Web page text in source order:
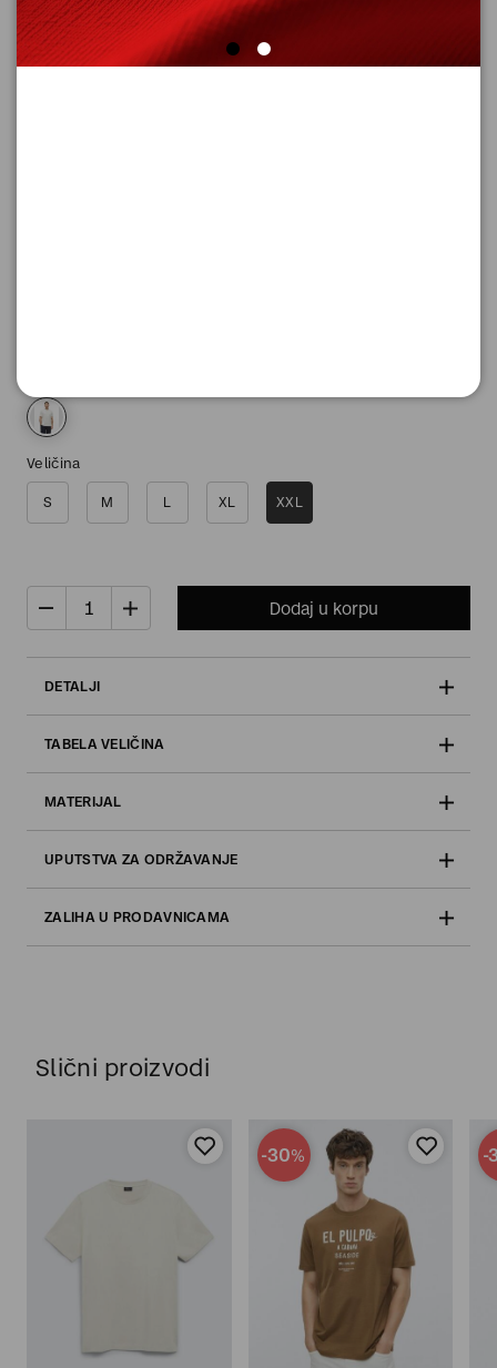
Veličina
S M L XL XXL
Dodaj u korpu
DETALJI
TABELA VELIČINA
MATERIJAL
UPUTSTVA ZA ODRŽAVANJE
ZALIHA U PRODAVNICAMA
Slični proizvodi
-30% -